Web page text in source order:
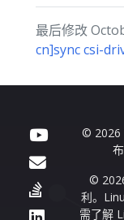
最后修改
cn]sync csi-
© 2026
©
利。
需了解